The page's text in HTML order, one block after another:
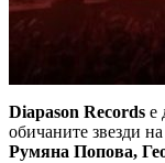
Diapason Records е
обичаните звезди
Румяна Попова,